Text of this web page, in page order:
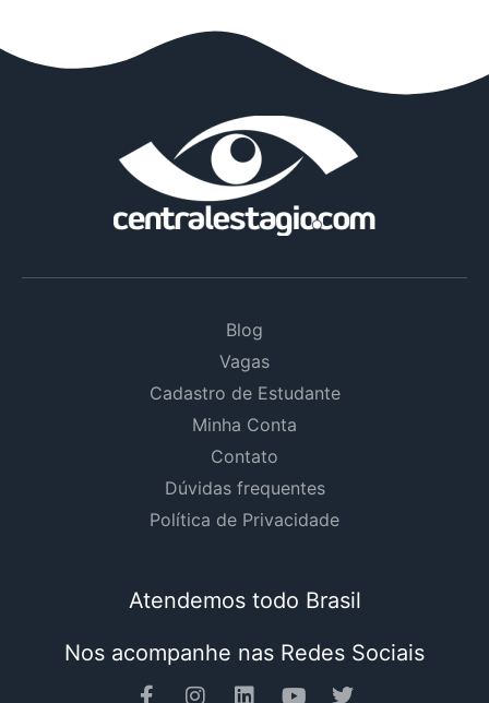
Blog
Vagas
Cadastro de Estudante
Minha Conta
Contato
Dúvidas frequentes
Política de Privacidade
Atendemos todo Brasil
Nos acompanhe nas Redes Sociais